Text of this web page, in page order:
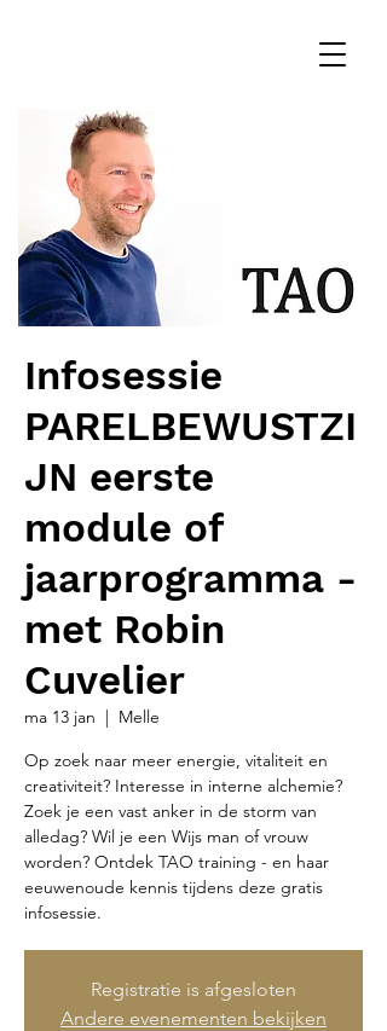
Infosessie
PARELBEWUSTZI
JN eerste
module of
jaarprogramma -
met Robin
Cuvelier
ma 13 jan
  |
Melle
Op zoek naar meer energie, vitaliteit en
creativiteit? Interesse in interne alchemie?
Zoek je een vast anker in de storm van
alledag? Wil je een Wijs man of vrouw
worden? Ontdek TAO training - en haar
eeuwenoude kennis tijdens deze gratis
infosessie.
Registratie is afgesloten
Andere evenementen bekijken